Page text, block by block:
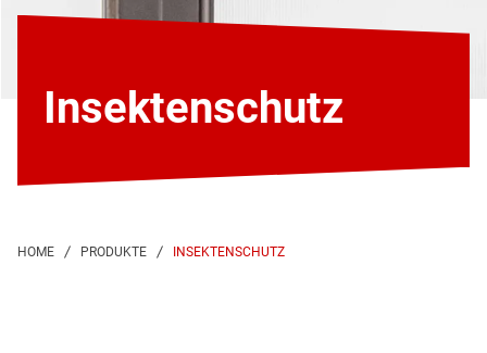
Insektenschutz
INSEKTENSCHUTZ